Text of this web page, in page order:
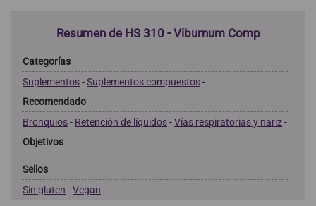
Resumen de HS 310 - Viburnum Comp
Categorías
Suplementos-Suplementos compuestos-
Recomendado
Bronquios- Retención de líquidos-Vías respiratorias y nariz-
Objetivos
Sellos
Sin gluten -Vegan -